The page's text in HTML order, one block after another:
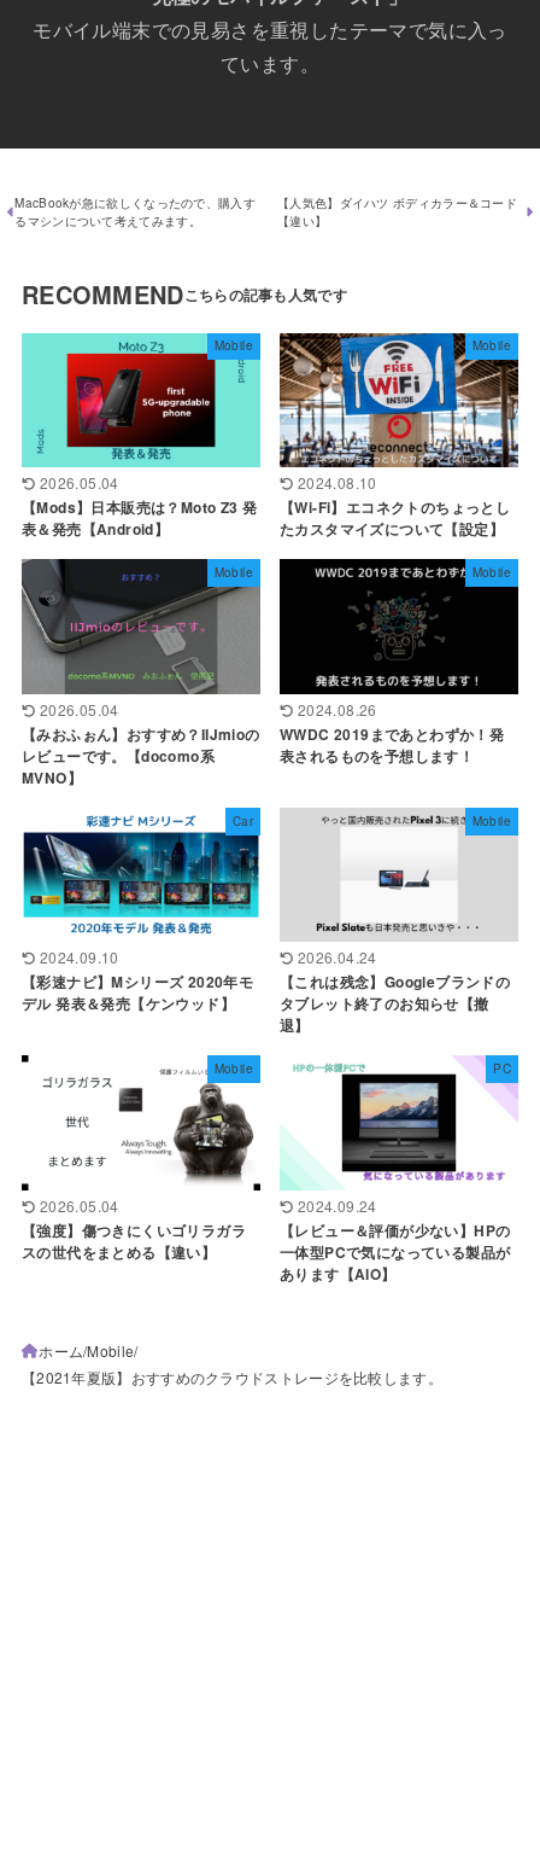
モバイル端末での見易さを重視したテーマで気に入っ
ています。
MacBookが急に欲しくなったので、購入す
るマシンについて考えてみます。
【人気色】ダイハツ ボディカラー＆コード
【違い】
RECOMMEND
Mobile
2026.05.04
【Mods】日本販売は？Moto Z3 発
表＆発売【Android】
Mobile
2024.08.10
【Wi-Fi】エコネクトのちょっとし
たカスタマイズについて【設定】
Mobile
2026.05.04
【みおふぉん】おすすめ？IIJmioの
レビューです。【docomo系
MVNO】
Mobile
2024.08.26
WWDC 2019まであとわずか！発
表されるものを予想します！
Car
2024.09.10
【彩速ナビ】Mシリーズ 2020年モ
デル 発表＆発売【ケンウッド】
Mobile
2026.04.24
【これは残念】Googleブランドの
タブレット終了のお知らせ【撤
退】
Mobile
2026.05.04
【強度】傷つきにくいゴリラガラ
スの世代をまとめる【違い】
PC
2024.09.24
【レビュー＆評価が少ない】HPの
一体型PCで気になっている製品が
あります【AIO】
ホームMobile
【2021年夏版】おすすめのクラウドストレージを比較します。